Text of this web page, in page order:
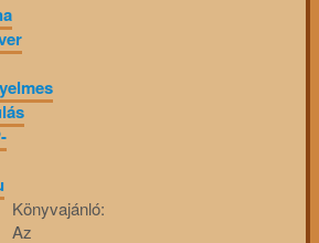
Könyvajánló:
Az